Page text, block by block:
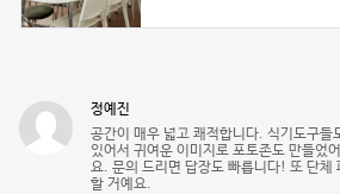
정예진
공간이 매우 넓고 쾌적합니다. 식기도구들
있어서 귀여운 이미지로 포토존도 만들었
요. 문의 드리면 답장도 빠릅니다! 또 단체
할 거예요.